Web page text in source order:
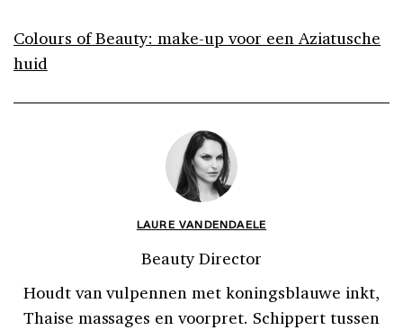
Colours of Beauty: make-up voor een Aziatusche
huid
LAURE VANDENDAELE
Beauty Director
Houdt van vulpennen met koningsblauwe inkt,
Thaise massages en voorpret. Schippert tussen